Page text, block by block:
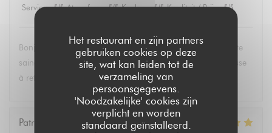
Het restaurant en zijn partners
gebruiken cookies op deze
site, wat kan leiden tot de
verzameling van
persoonsgegevens.
'Noodzakelijke' cookies zijn
verplicht en worden
standaard geïnstalleerd.
Service: 5/5 Atmosfeer: 5/5 Keuken: 5/5 Kwaliteit / Prijs: 5/5
Bonjour , super service et mets délicieux. Un belle découverte
saine et équilibrée pas évident à trouver partout. Une adresse
à retenir .Merci.
Patricia